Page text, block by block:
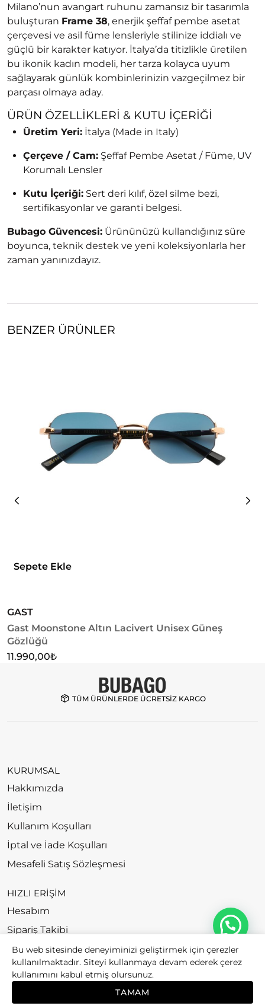
Milano’nun avangart ruhunu zamansız bir tasarımla
buluşturan Frame 38, enerjik şeffaf pembe asetat
çerçevesi ve asil füme lensleriyle stilinize iddialı ve
güçlü bir karakter katıyor. İtalya’da titizlikle üretilen
bu ikonik kadın modeli, her tarza kolayca uyum
sağlayarak günlük kombinlerinizin vazgeçilmez bir
parçası olmaya aday.
ÜRÜN ÖZELLIKLERI & KUTU İÇERIĞI
Üretim Yeri: İtalya (Made in Italy)
Çerçeve / Cam: Şeffaf Pembe Asetat / Füme, UV
Korumalı Lensler
Kutu İçeriği: Sert deri kılıf, özel silme bezi,
sertifikasyonlar ve garanti belgesi.
Bubago Güvencesi: Ürününüzü kullandığınız süre
boyunca, teknik destek ve yeni koleksiyonlarla her
zaman yanınızdayız.
BENZER ÜRÜNLER
Sepete Ekle
GAST
Gast Moonstone Altın Lacivert Unisex Güneş
Gözlüğü
11.990,00₺
TÜM ÜRÜNLERDE ÜCRETSİZ KARGO
KURUMSAL
Hakkımızda
İletişim
Kullanım Koşulları
İptal ve İade Koşulları
Mesafeli Satış Sözleşmesi
HIZLI ERİŞİM
Hesabım
Sipariş Takibi
© 2026
Bu web sitesinde deneyiminizi geliştirmek için çerezler
kullanılmaktadır. Siteyi kullanmaya devam ederek çerez
kullanımını kabul etmiş olursunuz.
TAMAM